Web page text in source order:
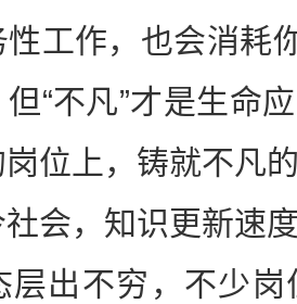
工作，也会消耗
“不凡”才是生命
位上，铸就不凡
社会，知识更新速
层出不穷，不少岗